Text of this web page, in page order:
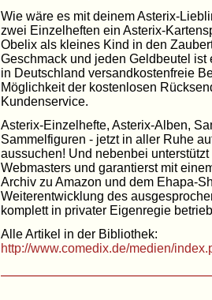
Wie wäre es mit deinem Asterix-
zwei Einzelheften ein Asterix-
Obelix als kleines Kind in den
Geschmack und jeden Geldbeutel
in Deutschland versandkostenfreie
Möglichkeit der kostenlosen
Kundenservice.
Asterix-Einzelhefte, Asterix-Alben,
Sammelfiguren - jetzt in aller Ruhe
aussuchen! Und nebenbei
Webmasters und garantierst mit
Archiv zu Amazon und dem Ehapa-
Weiterentwicklung des
komplett in privater Eigenregie
Alle Artikel in der Bibliothek:
http://www.comedix.de/medien/